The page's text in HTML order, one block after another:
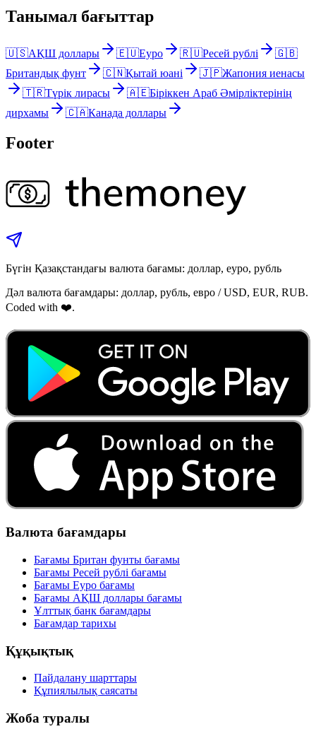
Танымал бағыттар
🇺🇸АҚШ доллары 🇪🇺Еуро 🇷🇺Ресей рублі
🇬🇧
Британдық фунт
🇨🇳Қытай юані 🇯🇵Жапония иенасы
🇹🇷Түрік лирасы 🇦🇪Біріккен Араб Әмірліктерінің
дирхамы
🇨🇦Канада доллары
Footer
Бүгін Қазақстандағы валюта бағамы: доллар, еуро, рубль
Дәл валюта бағамдары: доллар, рубль, евро / USD, EUR, RUB.
Coded with ❤️.
Валюта бағамдары
Бағамы Британ фунты бағамы
Бағамы Ресей рублі бағамы
Бағамы Еуро бағамы
Бағамы АҚШ доллары бағамы
Ұлттық банк бағамдары
Бағамдар тарихы
Құқықтық
Пайдалану шарттары
Құпиялылық саясаты
Жоба туралы